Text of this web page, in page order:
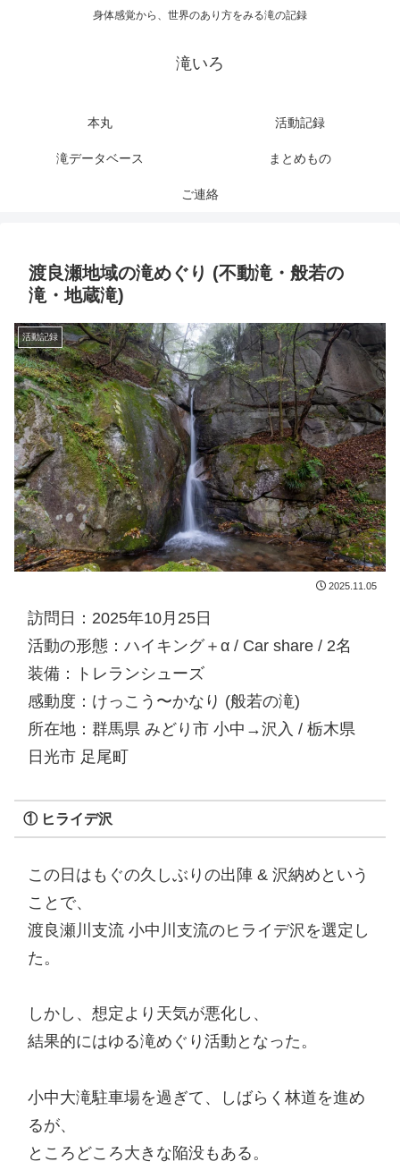
身体感覚から、世界のあり方をみる滝の記録
滝いろ
本丸 活動記録
滝データベース まとめもの
ご連絡
渡良瀬地域の滝めぐり (不動滝・般若の
滝・地蔵滝)
活動記録
2025.11.05
訪問日：2025年10月25日
活動の形態：ハイキング＋α / Car share / 2名
装備：トレランシューズ
感動度：けっこう〜かなり (般若の滝)
所在地：群馬県 みどり市 小中→沢入 / 栃木県
日光市 足尾町
① ヒライデ沢
この日はもぐの久しぶりの出陣 & 沢納めという
ことで、
渡良瀬川支流 小中川支流のヒライデ沢を選定し
た。
しかし、想定より天気が悪化し、
結果的にはゆる滝めぐり活動となった。
小中大滝駐車場を過ぎて、しばらく林道を進め
るが、
ところどころ大きな陥没もある。